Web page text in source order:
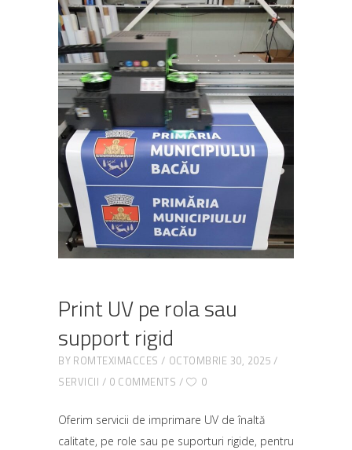
Print UV pe rola sau
support rigid
BY ROMTEXIMACCES
OCTOMBRIE 30, 2025
SERVICII
0 COMMENTS 0
Oferim servicii de imprimare UV de înaltă
calitate, pe role sau pe suporturi rigide, pentru